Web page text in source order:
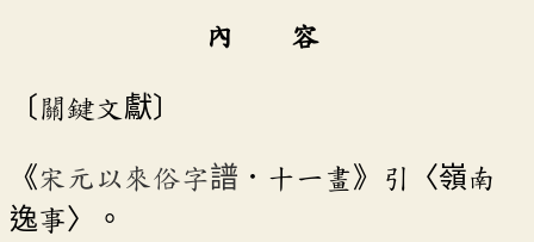
內 容
〔關鍵文獻〕
《 宋元以來俗字譜 ．十一畫》引〈嶺南
逸事〉。